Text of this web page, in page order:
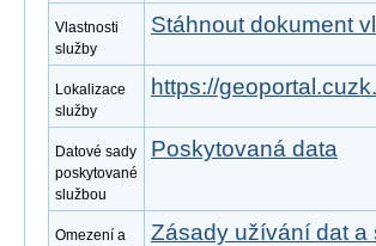
Vlastnosti
služby
Stáhnout dokument
Lokalizace
služby
https://
Datové sady
poskytované
službou
Poskytovaná data
Omezení a
Zásady užívání dat a